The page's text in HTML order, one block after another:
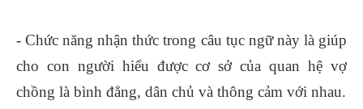
- Chức năng nhận thức trong câu tục ngữ này là giúp
cho con người hiểu được cơ sở của quan hệ vợ
chồng là bình đẳng, dân chủ và thông cảm với nhau.